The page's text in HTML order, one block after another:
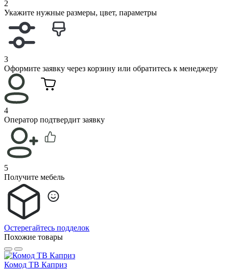
2
Укажите нужные размеры, цвет, параметры
3
Оформите заявку через корзину или обратитесь к менеджеру
4
Оператор подтвердит заявку
5
Получите мебель
Остерегайтесь подделок
Похожие товары
Комод ТВ Каприз